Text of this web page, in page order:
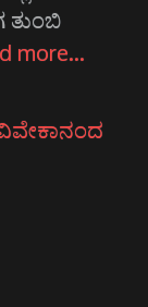
ತುಂಬಿ
more…